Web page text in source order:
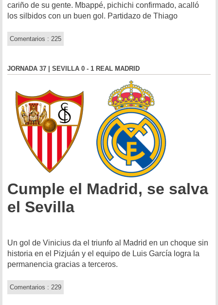
cariño de su gente. Mbappé, pichichi confirmado, acalló
los silbidos con un buen gol. Partidazo de Thiago
Comentarios : 225
JORNADA 37 | SEVILLA 0 - 1 REAL MADRID
Cumple el Madrid, se salva
el Sevilla
Un gol de Vinicius da el triunfo al Madrid en un choque sin
historia en el Pizjuán y el equipo de Luis García logra la
permanencia gracias a terceros.
Comentarios : 229